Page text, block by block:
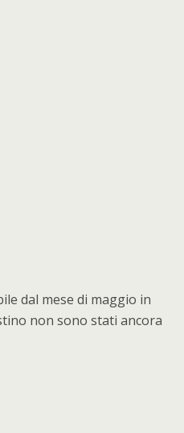
dal mese di maggio in
non sono stati ancora